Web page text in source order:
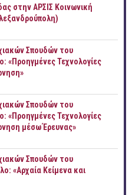
στην ΑΡΣΙΣ Κοινωνική
Σπουδών του
«Προηγμένες Τεχνολογίες
Σπουδών του
«Προηγμένες Τεχνολογίες
μέσω Έρευνας»
Σπουδών του
«Αρχαία Κείμενα και